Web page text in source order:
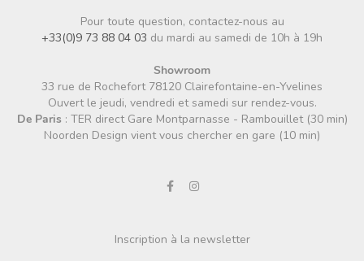
Pour toute question, contactez-nous au
+33(0)9 73 88 04 03 du mardi au samedi de 10h à 19h
Showroom
33 rue de Rochefort 78120 Clairefontaine-en-Yvelines
Ouvert le jeudi, vendredi et samedi sur rendez-vous.
De Paris : TER direct Gare Montparnasse - Rambouillet (30 min)
Noorden Design vient vous chercher en gare (10 min)
Inscription à la newsletter